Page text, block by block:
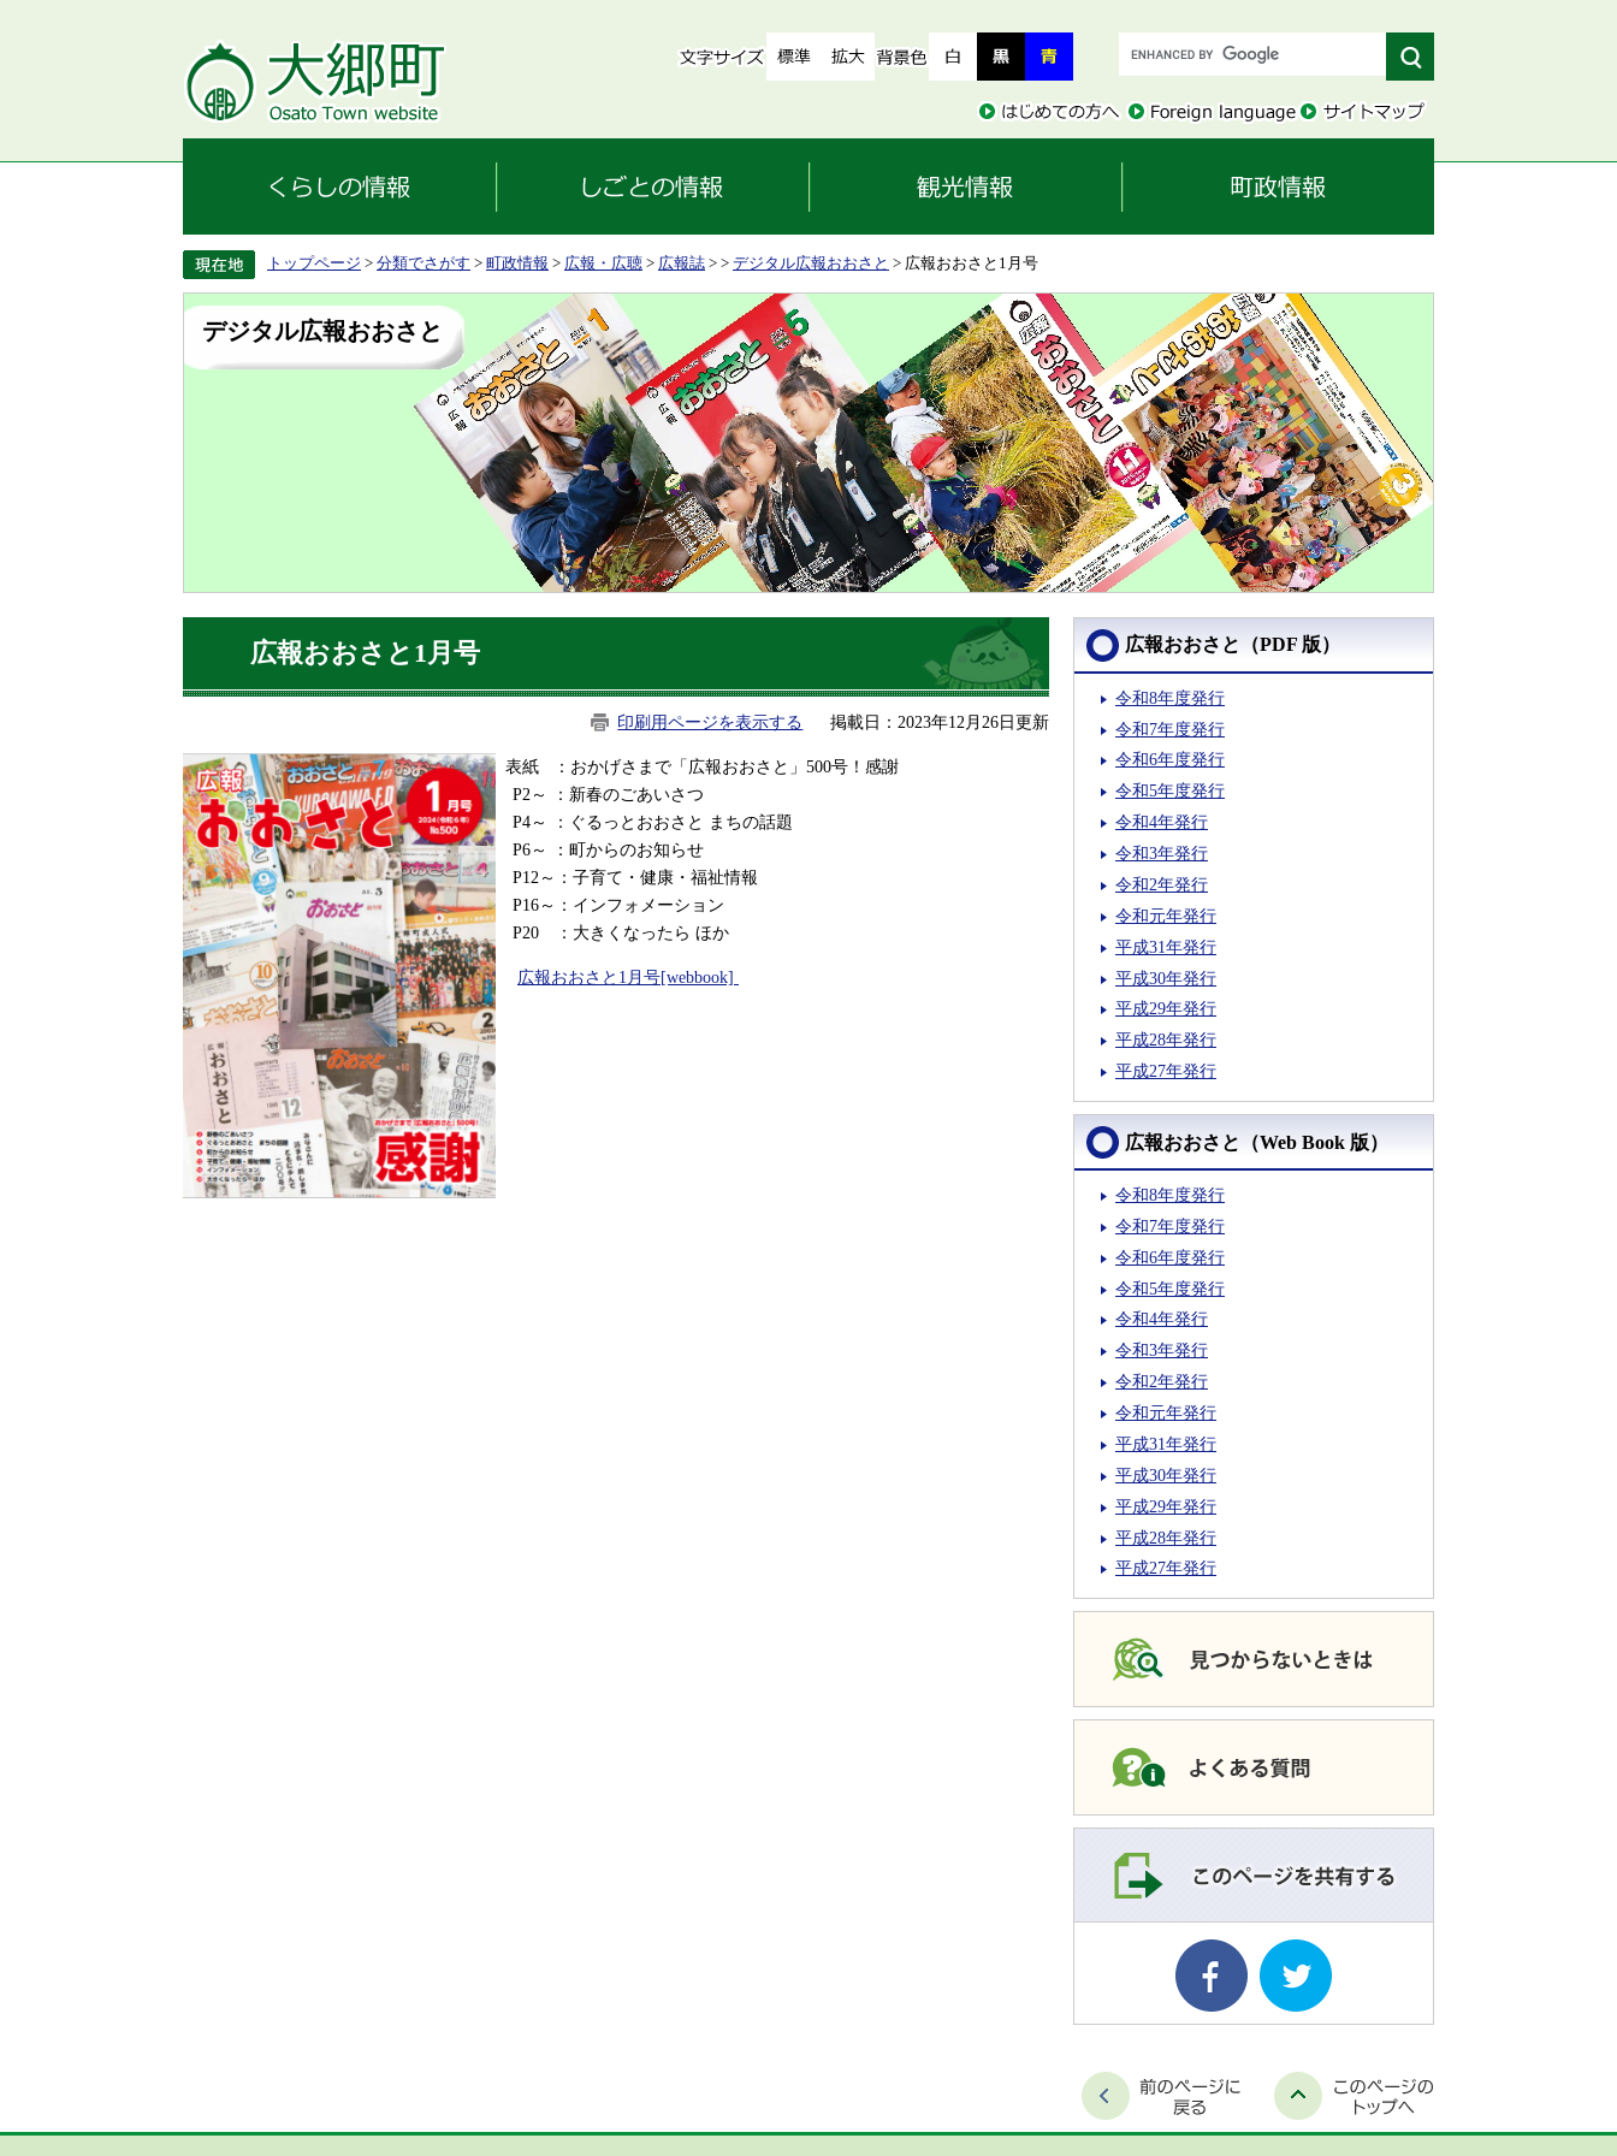
トップページ > 分類でさがす > 町政情報 > 広報・広聴 > 広報誌 > > デジタル広報おおさと > 広報おおさと1月号
デジタル広報おおさと
広報おおさと1月号
印刷用ページを表示する 掲載日：2023年12月26日更新
表紙 ：おかげさまで「広報おおさと」500号！感謝
P2～ ：新春のごあいさつ
P4～ ：ぐるっとおおさと まちの話題
P6～ ：町からのお知らせ
P12～：子育て・健康・福祉情報
P16～：インフォメーション
P20 ：大きくなったら ほか
広報おおさと1月号[webbook]
広報おおさと（PDF 版）
令和8年度発行
令和7年度発行
令和6年度発行
令和5年度発行
令和4年発行
令和3年発行
令和2年発行
令和元年発行
平成31年発行
平成30年発行
平成29年発行
平成28年発行
平成27年発行
広報おおさと（Web Book 版）
令和8年度発行
令和7年度発行
令和6年度発行
令和5年度発行
令和4年発行
令和3年発行
令和2年発行
令和元年発行
平成31年発行
平成30年発行
平成29年発行
平成28年発行
平成27年発行